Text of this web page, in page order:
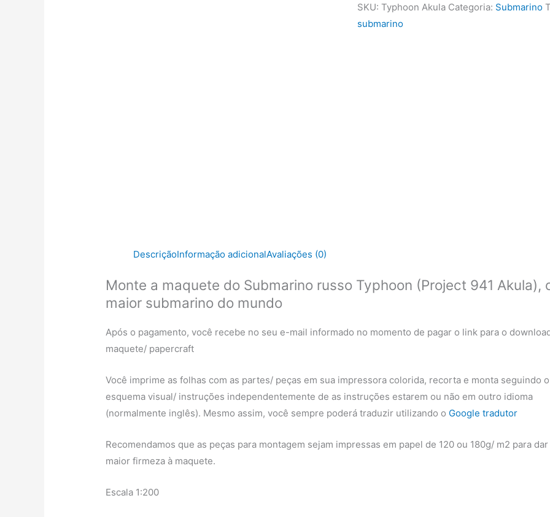
Typhoon
Project
SKU:Typhoon Akula Categoria: Submarino
submarino
DescriçãoInformação adicionalAvaliações (0)
Monte a maquete do Submarino russo Typhoon (Project 941 Akula),
maior submarino do mundo
Após o pagamento, você recebe no seu e-mail informado no momento de pagar o link para o
maquete/ papercraft
Você imprime as folhas com as partes/ peças em sua impressora colorida, recorta e monta seguindo o
esquema visual/ instruções independentemente de as instruções estarem ou não em outro idioma
(normalmente inglês). Mesmo assim, você sempre poderá traduzir utilizando o Google tradutor
Recomendamos que as peças para montagem sejam impressas em papel de 120 ou 180g/ m2 para
maior firmeza à maquete.
Escala 1:200